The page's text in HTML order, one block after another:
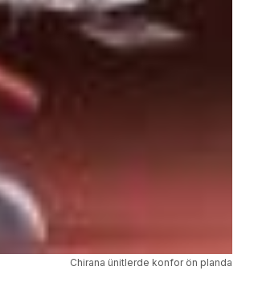
Chirana ünitlerde konfor ön planda